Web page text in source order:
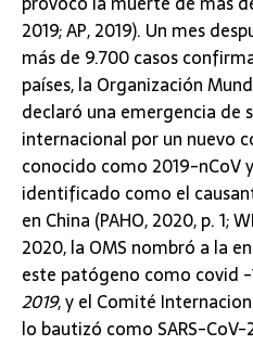
2019; AP, 2019). Un mes
más de 9.700 casos
países, la Organización
declaró una emergencia de
internacional por un nuevo
conocido como 2019-nCoV
identificado como el
en China (PAHO, 2020, p. 1;
2020, la OMS nombró a la
este patógeno como covid -
2019, y el Comité
lo bautizó como SARS-CoV-